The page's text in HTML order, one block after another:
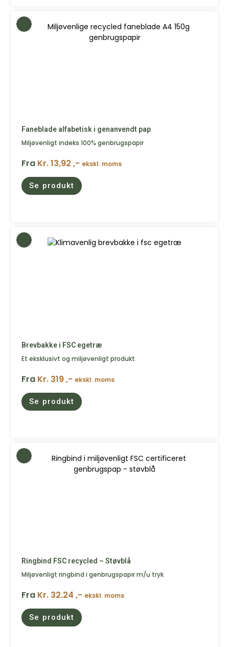
Faneblade alfabetisk i genanvendt pap
Miljøvenligt indeks 100% genbrugspapir
Fra Kr. 13,92 ,- ekskl. moms
Se produkt
Brevbakke i FSC egetræ
Et eksklusivt og miljøvenligt produkt
Fra Kr. 319 ,- ekskl. moms
Se produkt
Ringbind FSC recycled – Støvblå
Miljøvenligt ringbind i genbrugspapir m/u tryk
Fra Kr. 32.24 ,- ekskl. moms
Se produkt